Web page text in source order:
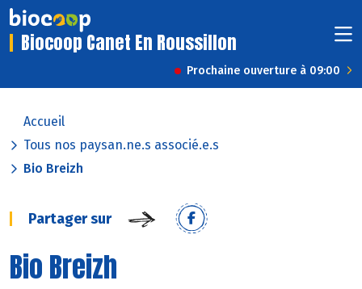
Biocoop Canet En Roussillon
Prochaine ouverture à 09:00
Accueil
Tous nos paysan.ne.s associé.e.s
Bio Breizh
Partager sur
Bio Breizh